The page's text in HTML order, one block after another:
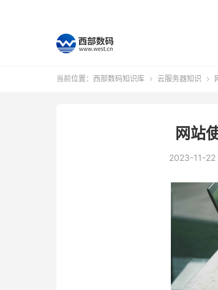
当前位置： 西部数码知识库  云服务器知识 
网站
2023-11-22